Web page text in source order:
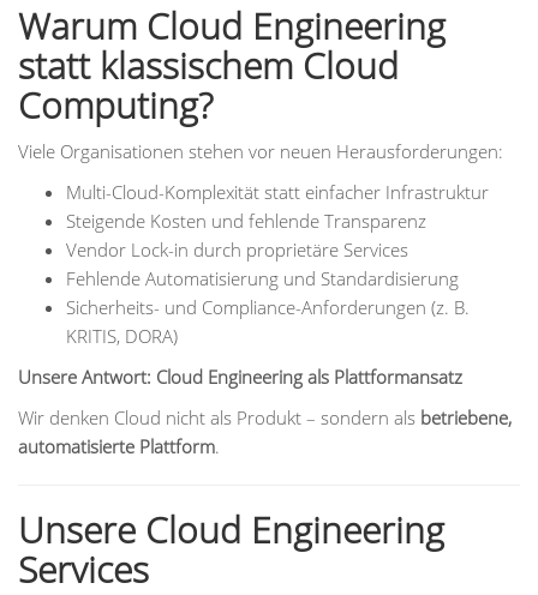
Warum Cloud Engineering
statt klassischem Cloud
Computing?
Viele Organisationen stehen vor neuen Herausforderungen:
Multi-Cloud-Komplexität statt einfacher Infrastruktur
Steigende Kosten und fehlende Transparenz
Vendor Lock-in durch proprietäre Services
Fehlende Automatisierung und Standardisierung
Sicherheits- und Compliance-Anforderungen (z. B.
KRITIS, DORA)
Unsere Antwort: Cloud Engineering als Plattformansatz
Wir denken Cloud nicht als Produkt – sondern als betriebene,
automatisierte Plattform.
Unsere Cloud Engineering
Services